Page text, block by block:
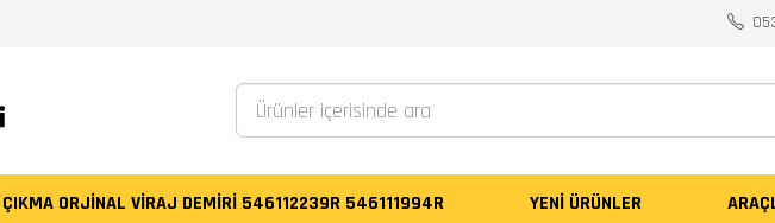
ORJİNAL VİRAJ DEMİRİ 546112239R 546111994R YENI ÜRÜNLER